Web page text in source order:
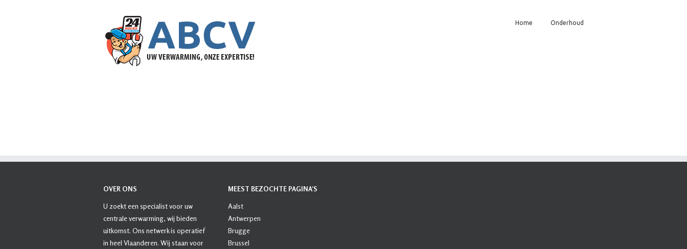
Home Onderhoud
OVER ONS
U zoekt een specialist voor uw
centrale verwarming, wij bieden
uitkomst. Ons netwerk is operatief
in heel Vlaanderen. Wij staan voor
MEEST BEZOCHTE PAGINA’S
Aalst
Antwerpen
Brugge
Brussel